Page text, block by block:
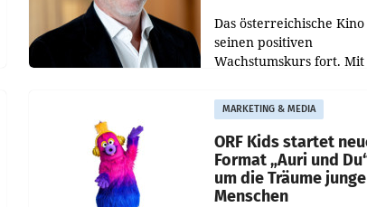
Das österreichische Kino
seinen positiven
Wachstumskurs fort.
und Besucher höheren
Nettoreichweite im ersten
Halbjahr 2026
MARKETING & MEDIA
ORF Kids startet
Format „Auri und
um die Träume
Menschen